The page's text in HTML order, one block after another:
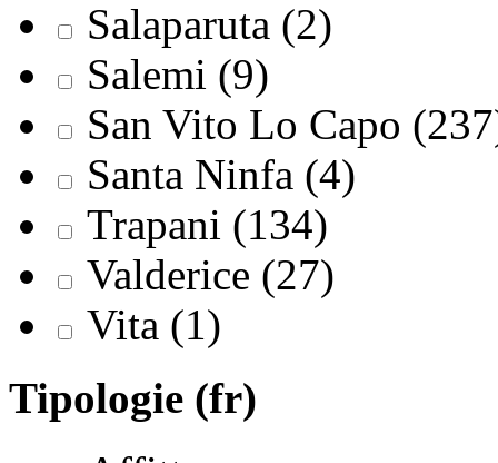
Salaparuta (2)
Salemi (9)
San Vito Lo Capo
Santa Ninfa (4)
Trapani (134)
Valderice (27)
Vita (1)
Tipologie (fr)